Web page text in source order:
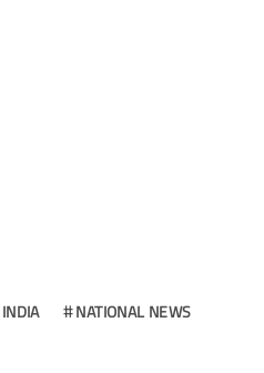
NATIONAL NEWS